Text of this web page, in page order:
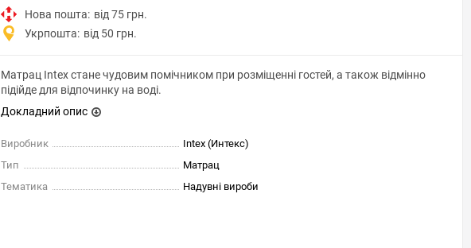
Нова пошта: від 75 грн.
Укрпошта: від 50 грн.
Матрац Intex стане чудовим помічником при розміщенні гостей, а також відмінно
підійде для відпочинку на воді.
Докладний опис
Виробник
Intex (Интекс)
Тип
Матрац
Тематика
Надувні вироби